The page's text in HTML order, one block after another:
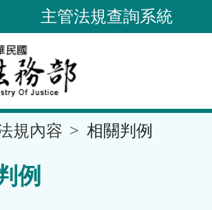
主管法規查詢系統
規內容 相關判例
例